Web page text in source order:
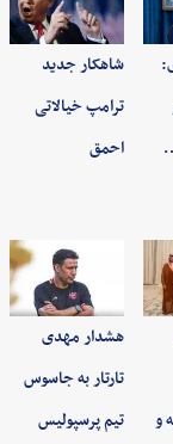
شاهکار جدید
ترامپ خیالاتی
احمق
و
هشدار مهدی
تارتار به جاسوس
تیم پرسپولیس